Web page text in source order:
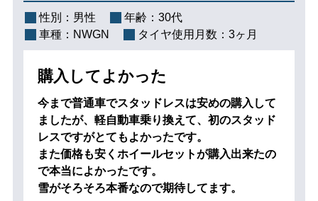
性別： 男性 年齢： 30代
車種： NWGN タイヤ使用月数： 3ヶ月
購入してよかった
今まで普通車でスタッドレスは安めの購入して
ましたが、軽自動車乗り換えて、初のスタッド
レスですがとてもよかったです。
また価格も安くホイールセットが購入出来たの
で本当によかったです。
雪がそろそろ本番なので期待してます。